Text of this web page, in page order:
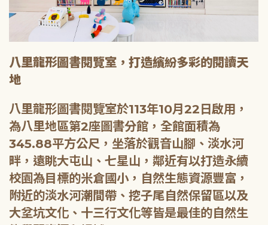
八里龍形圖書閱覽室，打造繽紛多彩的閱讀天
地
八里龍形圖書閱覽室於113年10月22日啟用，
為八里地區第2座圖書分館，全館面積為
345.88平方公尺，坐落於觀音山腳、淡水河
畔，遠眺大屯山、七星山，鄰近有以打造永續
校園為目標的米倉國小，自然生態資源豐富，
附近的淡水河潮間帶、挖子尾自然保留區以及
大坌坑文化、十三行文化等皆是最佳的自然生